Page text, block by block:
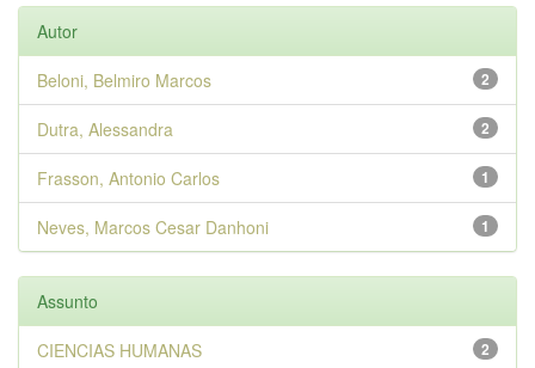
Autor
2
Beloni, Belmiro Marcos
2
Dutra, Alessandra
1
Frasson, Antonio Carlos
1
Neves, Marcos Cesar Danhoni
Assunto
2
CIENCIAS HUMANAS